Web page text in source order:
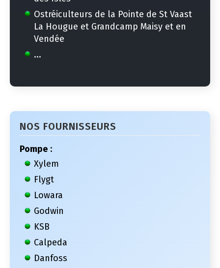
Ostréiculteurs de la Pointe de St Vaast
La Hougue et Grandcamp Maisy et en
Vendée
...
NOS FOURNISSEURS
Pompe :
Xylem
Flygt
Lowara
Godwin
KSB
Calpeda
Danfoss